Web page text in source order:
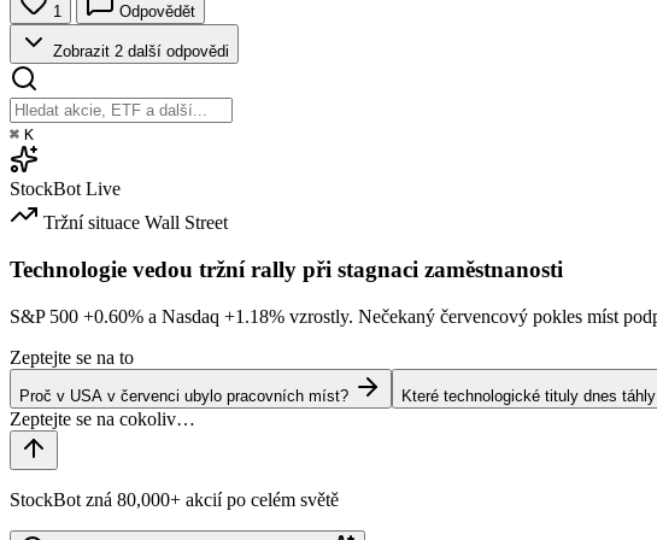
1 Odpovědět
Zobrazit 2 další odpovědi
⌘ K
StockBot Live
Tržní situace Wall Street
Technologie vedou tržní rally při stagnaci zaměstnanosti
S&P 500 +0.60% a Nasdaq +1.18% vzrostly. Nečekaný červencový pokles míst
Zeptejte se na to
Proč v USA v červenci ubylo pracovních míst? Které technologické tituly dnes
StockBot zná 80,000+ akcií po celém světě